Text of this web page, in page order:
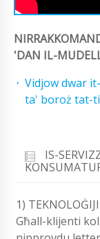
'DAN IL-
Vidjow dwar
ta' boroż tat-
IS-
1)
Għall-klijenti